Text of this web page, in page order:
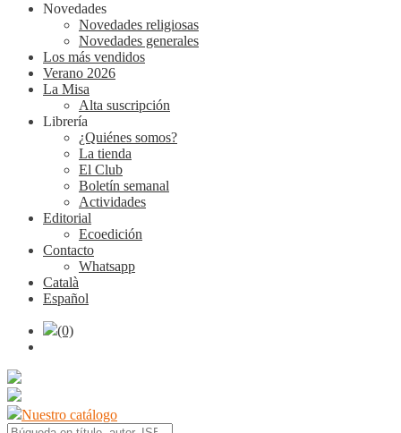
Novedades
Novedades religiosas
Novedades generales
Los más vendidos
Verano 2026
La Misa
Alta suscripción
Librería
¿Quiénes somos?
La tienda
El Club
Boletín semanal
Actividades
Editorial
Ecoedición
Contacto
Whatsapp
Català
Español
(0)
Nuestro catálogo